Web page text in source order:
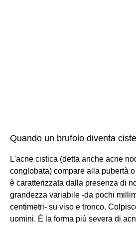
Quando un brufolo diventa
L'acne cistica (detta anche acne
conglobata) compare alla pubertà
è caratterizzata dalla presenza di
grandezza variabile -da pochi
centimetri- su viso e tronco.
uomini. È la forma più severa di